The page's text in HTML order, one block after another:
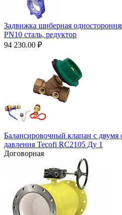
Задвижка шиберная
PN10 сталь, редуктор
94 230.00 ₽
Балансировочный клапан с двумя
давления Tecofi RC2105 Ду 1
Договорная